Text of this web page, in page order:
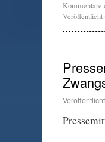
Kommentare
Veröffentlicht